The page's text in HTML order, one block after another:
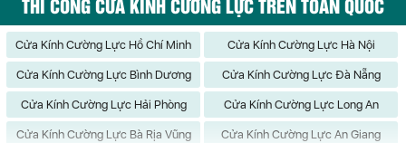
Cửa Kính Cường Lực Hồ Chí Minh Cửa Kính Cường Lực Hà Nội
Cửa Kính Cường Lực Bình Dương Cửa Kính Cường Lực Đà Nẵng
Cửa Kính Cường Lực Hải Phòng Cửa Kính Cường Lực Long An
Cửa Kính Cường Lực Bà Rịa Vũng
Cửa Kính Cường Lực An Giang